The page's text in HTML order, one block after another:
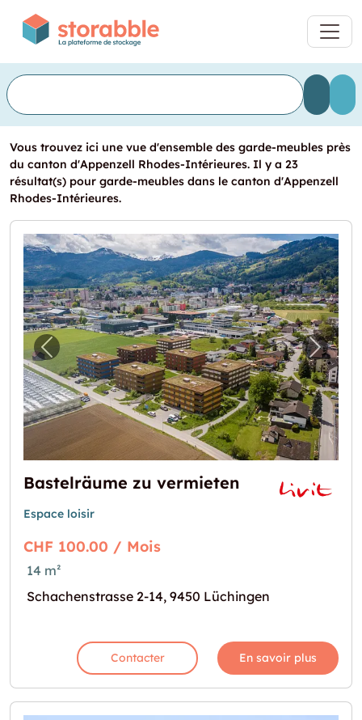
Vous trouvez ici une vue d'ensemble des garde-meubles près
du canton d'Appenzell Rhodes-Intérieures. Il y a 23
résultat(s) pour garde-meubles dans le canton d'Appenzell
Rhodes-Intérieures.
Image précédente pour "Bastelräume zu
Bastelräume zu vermieten
Espace loisir
CHF 100.00 / Mois
14 m²
Schachenstrasse 2-14, 9450 Lüchingen
Contacter En savoir plus